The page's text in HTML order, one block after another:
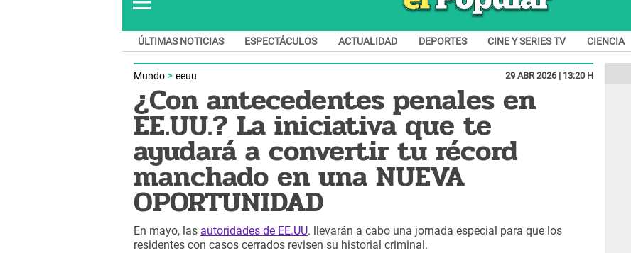
ÚLTIMAS NOTICIAS ESPECTÁCULOS ACTUALIDAD DEPORTES CINE Y SERIES TV CIENCIA
Mundo eeuu 29 ABR 2026 | 13:20 H
¿Con antecedentes penales en
EE.UU.? La iniciativa que te
ayudará a convertir tu récord
manchado en una NUEVA
OPORTUNIDAD
En mayo, las autoridades de EE.UU. llevarán a cabo una jornada especial para que los
residentes con casos cerrados revisen su historial criminal.